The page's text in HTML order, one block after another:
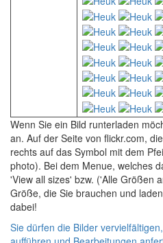
Wenn Sie ein Bild runterladen
an. Auf der Seite von flickr.com,
rechts auf das Symbol mit dem
photo). Bei dem Menue, welches
'View all sizes' bzw. ('Alle Größen
Größe, die Sie brauchen und
dabei!
Sie dürfen die Bilder